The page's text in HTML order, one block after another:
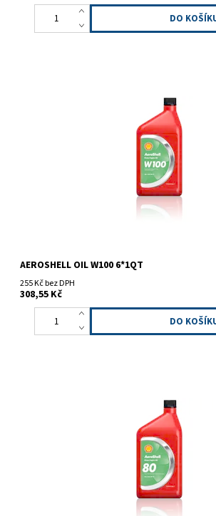
Minerální olej s nekovovými disperzantními
AEROSHELL OIL W100 6*1QT
255 Kč bez DPH
308,55 Kč